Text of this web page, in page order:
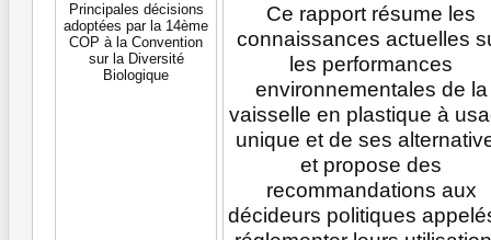
Principales décisions
adoptées par la 14ème
COP à la Convention
sur la Diversité
Biologique
Ce rapport résume les
connaissances actuelles
les performances
environnementales de la
vaisselle en plastique à
unique et de ses
et propose des
recommandations aux
décideurs politiques